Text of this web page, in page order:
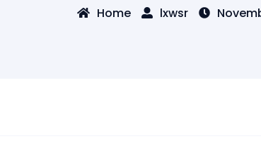
Home lxwsr